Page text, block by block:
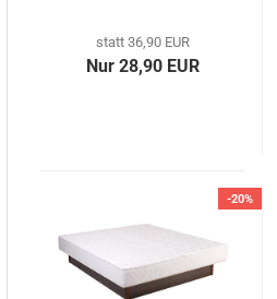
statt 36,90 EUR
Nur 28,90 EUR
-20%